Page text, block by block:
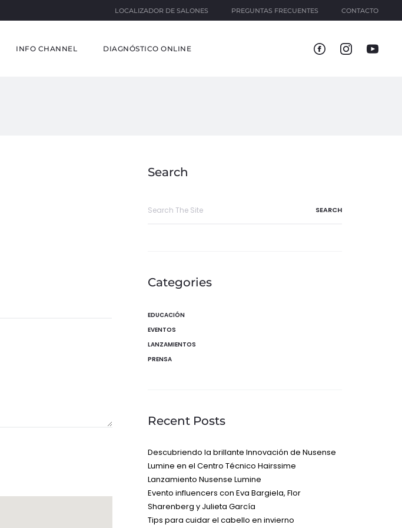
LOCALIZADOR DE SALONES PREGUNTAS FRECUENTES CONTACTO
INFO CHANNEL DIAGNÓSTICO ONLINE
Search
Categories
EDUCACIÓN
EVENTOS
LANZAMIENTOS
PRENSA
Recent Posts
Descubriendo la brillante Innovación de Nusense
Lumine en el Centro Técnico Hairssime
Lanzamiento Nusense Lumine
Evento influencers con Eva Bargiela, Flor
Sharenberg y Julieta García
Tips para cuidar el cabello en invierno